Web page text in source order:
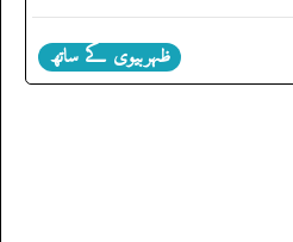
ظہربیوی کے ساتھ